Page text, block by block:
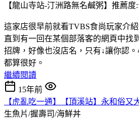
【龍山寺站-汀洲路無名鹹粥】推
這家店很早前就看TVBS食尚玩家介
直到有一回在某個部落客的網頁中找
招牌，好像也沒店名，只有↓讓你認
都算很好。
繼續閱讀
15年前
【虎亂吃一通】【頂溪站】永和俗又
生魚片/握壽司/海鮮丼